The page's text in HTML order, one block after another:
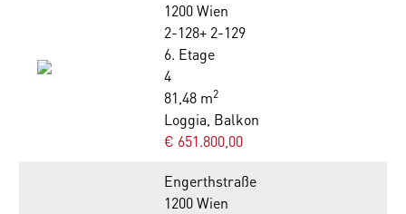
1200 Wien
2-128+ 2-129
6. Etage
4
81,48 m2
Loggia, Balkon
€ 651.800,00
Engerthstraße
1200 Wien